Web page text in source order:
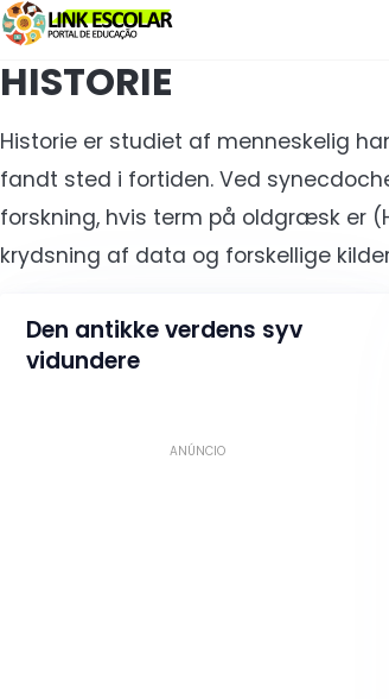
Link
HISTORIE
Historie er studiet af menneskelig
fandt sted i fortiden. Ved
forskning, hvis term på oldgræsk er
krydsning af data og forskellige
Den antikke verdens syv
vidundere
ANÚNCIO